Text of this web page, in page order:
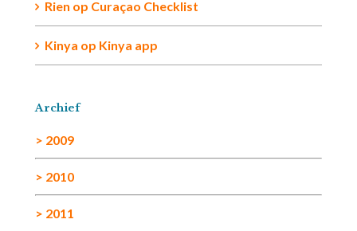
Rien op Curaçao Checklist
Kinya op Kinya app
Archief
> 2009
> 2010
> 2011